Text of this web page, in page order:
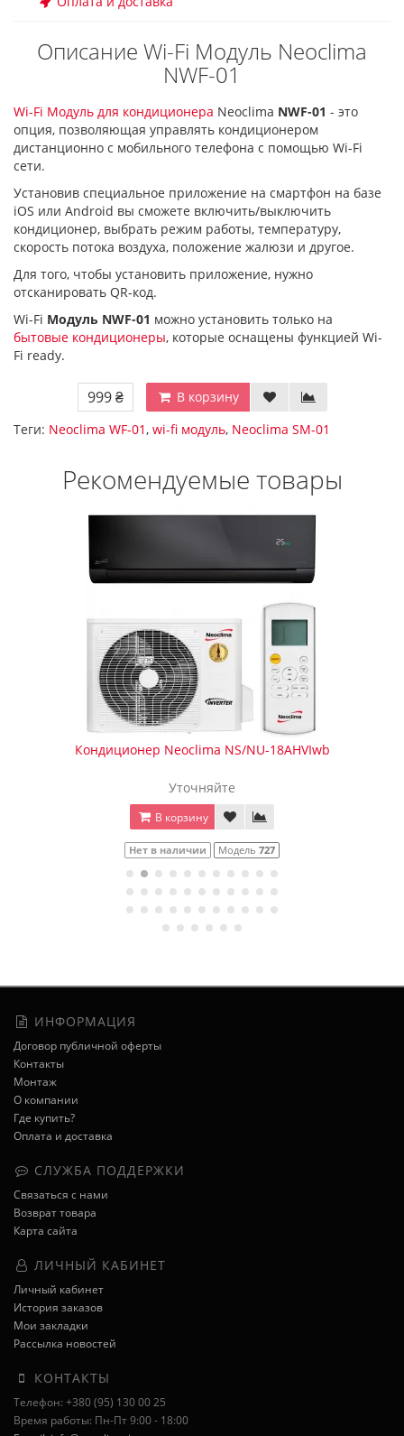
Описание Wi-Fi Модуль Neoclima
NWF-01
Wi-Fi Модуль для кондиционера Neoclima NWF-01 - это
опция, позволяющая управлять кондиционером
дистанционно с мобильного телефона с помощью Wi-Fi
сети.
Установив специальное приложение на смартфон на базе
iOS или Android вы сможете включить/выключить
кондиционер, выбрать режим работы, температуру,
скорость потока воздуха, положение жалюзи и другое.
Для того, чтобы установить приложение, нужно
отсканировать QR-код.
Wi-Fi Модуль NWF-01 можно установить только на
бытовые кондиционеры, которые оснащены функцией Wi-
Fi ready.
999 ₴
В корзину
Теги: Neoclima WF-01, wi-fi модуль, Neoclima SM-01
Рекомендуемые товары
Кондиционер Neoclima NS/NU-18AHVIwb
Уточняйте
В корзину
Нет в наличии Модель 727
ИНФОРМАЦИЯ
Договор публичной оферты
Контакты
Монтаж
О компании
Где купить?
Оплата и доставка
СЛУЖБА ПОДДЕРЖКИ
Связаться с нами
Возврат товара
Карта сайта
ЛИЧНЫЙ КАБИНЕТ
Личный кабинет
История заказов
Мои закладки
Рассылка новостей
КОНТАКТЫ
Телефон: +380 (95) 130 00 25
Время работы: Пн-Пт 9:00 - 18:00